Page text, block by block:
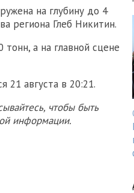
на глубину до 4
региона Глеб Никитин.
а на главной сцене
21 августа в 20:21.
чтобы быть
информации.